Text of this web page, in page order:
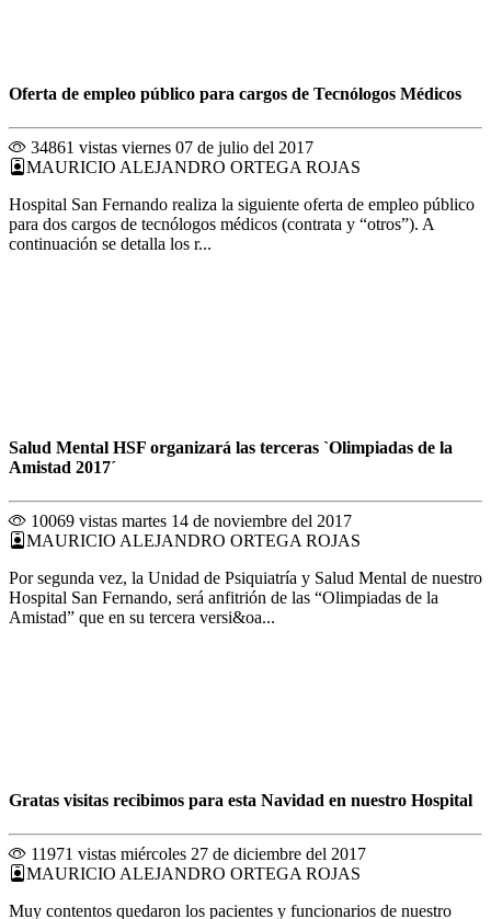
Oferta de empleo público para cargos de Tecnólogos Médicos
34861 vistas viernes 07 de julio del 2017
MAURICIO ALEJANDRO ORTEGA ROJAS
Hospital San Fernando realiza la siguiente oferta de empleo público
para dos cargos de tecnólogos médicos (contrata y “otros”). A
continuación se detalla los r...
Salud Mental HSF organizará las terceras `Olimpiadas de la
Amistad 2017´
10069 vistas martes 14 de noviembre del 2017
MAURICIO ALEJANDRO ORTEGA ROJAS
Por segunda vez, la Unidad de Psiquiatría y Salud Mental de nuestro
Hospital San Fernando, será anfitrión de las “Olimpiadas de la
Amistad” que en su tercera versi&oa...
Gratas visitas recibimos para esta Navidad en nuestro Hospital
11971 vistas miércoles 27 de diciembre del 2017
MAURICIO ALEJANDRO ORTEGA ROJAS
Muy contentos quedaron los pacientes y funcionarios de nuestro